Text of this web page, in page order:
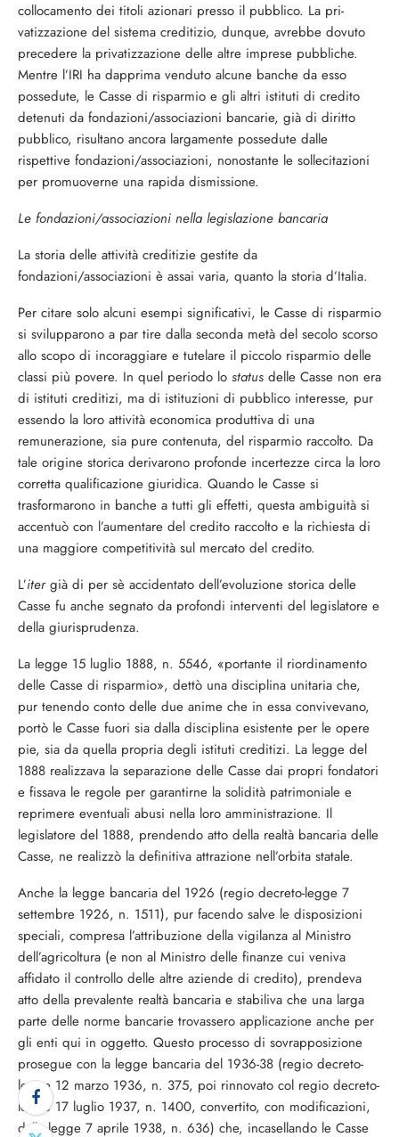
collocamento dei titoli azionari presso il pubblico. La pri­
vatizzazione del sistema creditizio, dunque, avrebbe dovuto
precedere la privatizzazione delle altre imprese pubbliche.
Mentre l’IRI ha dapprima venduto alcune banche da es­so
possedute, le Casse di risparmio e gli al­tri istituti di credito
detenuti da fondazio­ni/associazioni bancarie, già di diritto
pub­blico, risultano ancora largamente possedu­te dalle
rispettive fondazioni/associazioni, nonostante le sollecitazioni
per promuover­ne una rapida dismissione.
Le fondazioni/associazioni nella legislazione bancaria
La storia delle attività creditizie gestite da
fondazioni/associazioni è assai varia, quanto la storia d’Italia.
Per citare solo alcuni esempi significativi, le Casse di risparmio
si svilupparono a par tire dalla seconda metà del secolo scorso
al­lo scopo di incoraggiare e tutelare il piccolo risparmio delle
classi più povere. In quel periodo lo status delle Casse non era
di isti­tuti creditizi, ma di istituzioni di pubblico interesse, pur
essendo la loro attività econo­mica produttiva di una
remunerazione, sia pure contenuta, del risparmio raccolto. Da
tale origine storica derivarono profonde in­certezze circa la loro
corretta qualificazione giuridica. Quando le Casse si
trasformarono in banche a tutti gli effetti, questa ambi­guità si
accentuò con l’aumentare del credi­to raccolto e la richiesta di
una maggiore competitività sul mercato del credito.
L’itergià di per sè accidentato dell’evolu­zione storica delle
Casse fu anche segnato da profondi interventi del legislatore e
della giurisprudenza.
La legge 15 luglio 1888, n. 5546, «portan­te il riordinamento
delle Casse di rispar­mio», dettò una disciplina unitaria che,
pur tenendo conto delle due anime che in essa convivevano,
portò le Casse fuori sia dalla disciplina esistente per le opere
pie, sia da quella propria degli istituti creditizi. La leg­ge del
1888 realizzava la separazione delle Casse dai propri fondatori
e fissava le rego­le per garantirne la solidità patrimoniale e
reprimere eventuali abusi nella loro ammi­nistrazione. Il
legislatore del 1888, prenden­do atto della realtà bancaria delle
Casse, ne realizzò la definitiva attrazione nell’orbita statale.
Anche la legge bancaria del 1926 (regio decreto-legge 7
settembre 1926, n. 1511), pur facendo salve le disposizioni
speciali, compresa l’attribuzione della vigilanza al Ministro
dell’agricoltura (e non al Ministro delle finanze cui veniva
affidato il controllo delle altre aziende di credito), prendeva
atto della prevalente realtà bancaria e stabiliva che una larga
parte delle norme bancarie trovassero applicazione anche per
gli enti qui in oggetto. Questo processo di sovrap­posizione
prosegue con la legge bancaria del 1936-38 (regio decreto-
legge 12 marzo 1936, n. 375, poi rinnovato col regio decre­to-
legge 17 luglio 1937, n. 1400, convertito, con modificazioni,
dalla legge 7 aprile 1938, n. 636) che, incasellando le Casse